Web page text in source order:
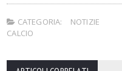
CATEGORIA:
NOTIZIE
CALCIO